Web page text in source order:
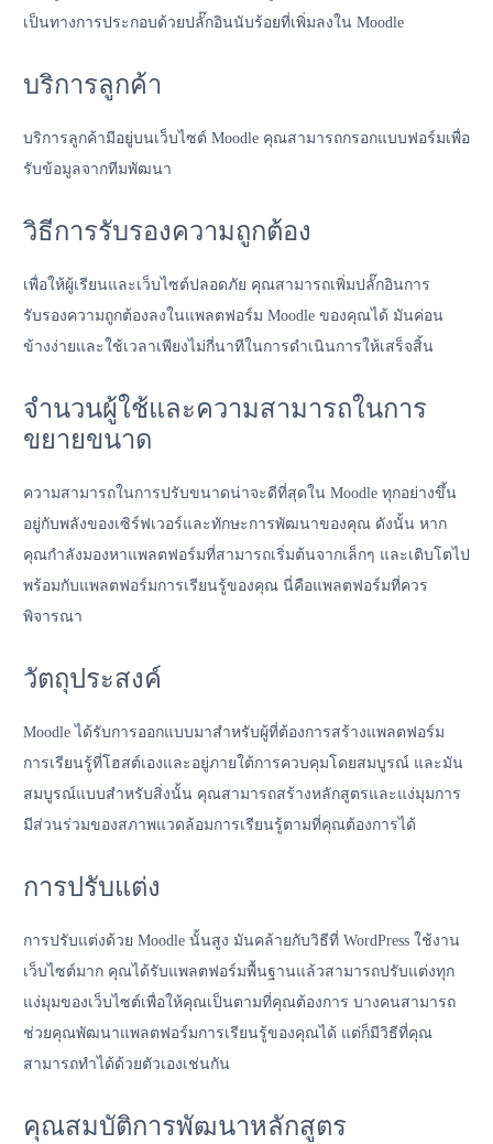
เป็นทางการประกอบด้วยปลั๊กอินนับร้อยที่เพิ่มลงใน Moodle
บริการลูกค้า
บริการลูกค้ามีอยู่บนเว็บไซต์ Moodle คุณสามารถกรอกแบบฟอร์มเพื่อ
รับข้อมูลจากทีมพัฒนา
วิธีการรับรองความถูกต้อง
เพื่อให้ผู้เรียนและเว็บไซต์ปลอดภัย คุณสามารถเพิ่มปลั๊กอินการ
รับรองความถูกต้องลงในแพลตฟอร์ม Moodle ของคุณได้ มันค่อน
ข้างง่ายและใช้เวลาเพียงไม่กี่นาทีในการดำเนินการให้เสร็จสิ้น
จำนวนผู้ใช้และความสามารถในการ
ขยายขนาด
ความสามารถในการปรับขนาดน่าจะดีที่สุดใน Moodle ทุกอย่างขึ้น
อยู่กับพลังของเซิร์ฟเวอร์และทักษะการพัฒนาของคุณ ดังนั้น หาก
คุณกำลังมองหาแพลตฟอร์มที่สามารถเริ่มต้นจากเล็กๆ และเติบโตไป
พร้อมกับแพลตฟอร์มการเรียนรู้ของคุณ นี่คือแพลตฟอร์มที่ควร
พิจารณา
วัตถุประสงค์
Moodle ได้รับการออกแบบมาสำหรับผู้ที่ต้องการสร้างแพลตฟอร์ม
การเรียนรู้ที่โฮสต์เองและอยู่ภายใต้การควบคุมโดยสมบูรณ์ และมัน
สมบูรณ์แบบสำหรับสิ่งนั้น คุณสามารถสร้างหลักสูตรและแง่มุมการ
มีส่วนร่วมของสภาพแวดล้อมการเรียนรู้ตามที่คุณต้องการได้
การปรับแต่ง
การปรับแต่งด้วย Moodle นั้นสูง มันคล้ายกับวิธีที่ WordPress ใช้งาน
เว็บไซต์มาก คุณได้รับแพลตฟอร์มพื้นฐานแล้วสามารถปรับแต่งทุก
แง่มุมของเว็บไซต์เพื่อให้คุณเป็นตามที่คุณต้องการ บางคนสามารถ
ช่วยคุณพัฒนาแพลตฟอร์มการเรียนรู้ของคุณได้ แต่ก็มีวิธีที่คุณ
สามารถทำได้ด้วยตัวเองเช่นกัน
คุณสมบัติการพัฒนาหลักสูตร